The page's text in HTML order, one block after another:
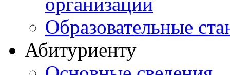
Образовательные
Абитуриенту